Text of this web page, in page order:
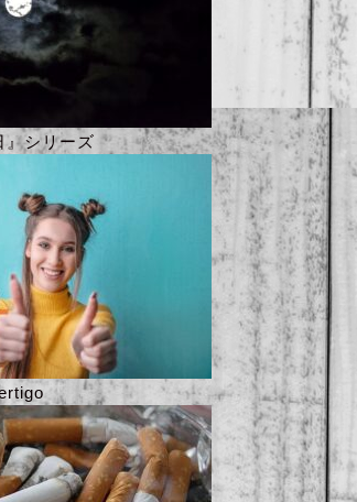
』シリーズ